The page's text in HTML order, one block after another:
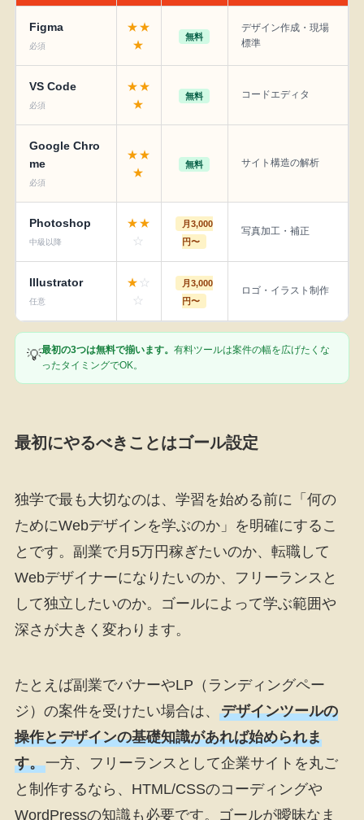
Figma
必須
★★
★
無料
デザイン作成・現場
標準
VS Code
必須
★★
★
無料 コードエディタ
Google Chro
me
必須
★★
★
無料 サイト構造の解析
Photoshop
中級以降
★★
☆
月3,000
円〜
写真加工・補正
Illustrator
任意
★ ☆
☆
月3,000
円〜
ロゴ・イラスト制作
💡最初の3つは無料で揃います。 有料ツールは案件の幅を広げたくな
ったタイミングでOK。
最初にやるべきことはゴール設定
独学で最も大切なのは、学習を始める前に「何の
ためにWebデザインを学ぶのか」を明確にするこ
とです。副業で月5万円稼ぎたいのか、転職して
Webデザイナーになりたいのか、フリーランスと
して独立したいのか。ゴールによって学ぶ範囲や
深さが大きく変わります。
たとえば副業でバナーやLP（ランディングペー
ジ）の案件を受けたい場合は、 デザインツールの
操作とデザインの基礎知識があれば始められま
す。一方、フリーランスとして企業サイトを丸ご
と制作するなら、HTML/CSSのコーディングや
WordPressの知識も必要です。ゴールが曖昧なま